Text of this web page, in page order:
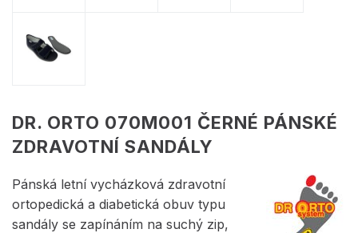
DR. ORTO 070M001 ČERNÉ PÁNSKÉ
ZDRAVOTNÍ SANDÁLY
Pánská letní vycházková zdravotní
ortopedická a diabetická obuv typu
sandály se zapínáním na suchý zip,